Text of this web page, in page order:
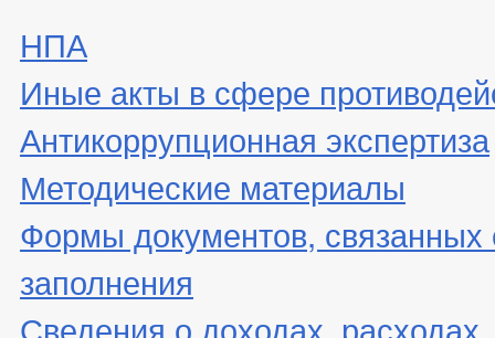
НПА
Иные акты в сфере
Антикоррупционная экспертиза
Методические материалы
Формы документов, связанных
заполнения
Сведения о доходах,